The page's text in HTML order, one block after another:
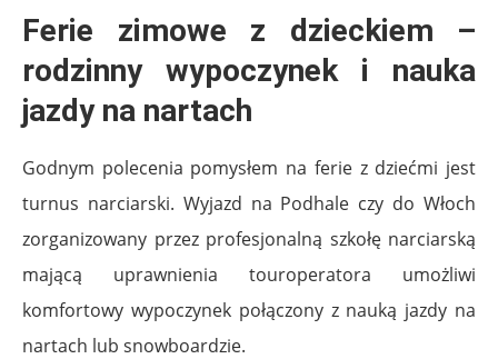
Ferie zimowe z dzieckiem –
rodzinny wypoczynek i nauka
jazdy na nartach
Godnym polecenia pomysłem na ferie z dziećmi jest
turnus narciarski. Wyjazd na Podhale czy do Włoch
zorganizowany przez profesjonalną szkołę narciarską
mającą uprawnienia touroperatora umożliwi
komfortowy wypoczynek połączony z nauką jazdy na
nartach lub snowboardzie.